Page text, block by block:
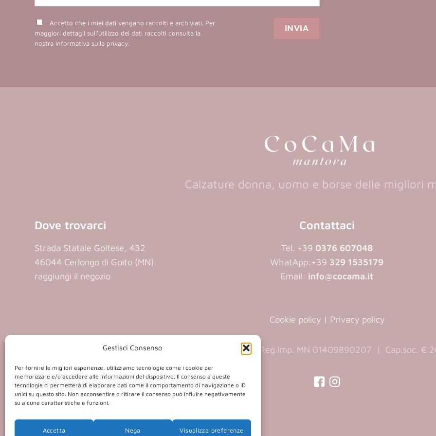
Gestisci Consenso
Per fornire le migliori esperienze, utilizziamo tecnologie come i cookie per
memorizzare e/o accedere alle informazioni del dispositivo. Il consenso a queste
tecnologie ci permetterà di elaborare dati come il comportamento di navigazione o ID
unici su questo sito. Non acconsentire o ritirare il consenso può influire negativamente
su alcune caratteristiche e funzioni.
Accetta Nega Visualizza preferenze
Accetto che i miei dati vengano raccolti e archiviati. Per
maggiori dettagli sull'utilizzo dei dati raccolti consulta la
nostra informativa sulla privacy.
Calzature donna, uomo e borse delle migliori
Dove trovarci
Strada Statale Goitese, 432
46044 Cerlongo di Goito (MN)
raggiungi il negozio
Contattaci
Tel. +39 0376 607048
WhatApp:+39 329 1535179
Email: info@cocama.it
Cookie policy | Privacy policy
P.iva 01409890207 | Reg.Imp. MN 01409890207 | Cap.soc. €